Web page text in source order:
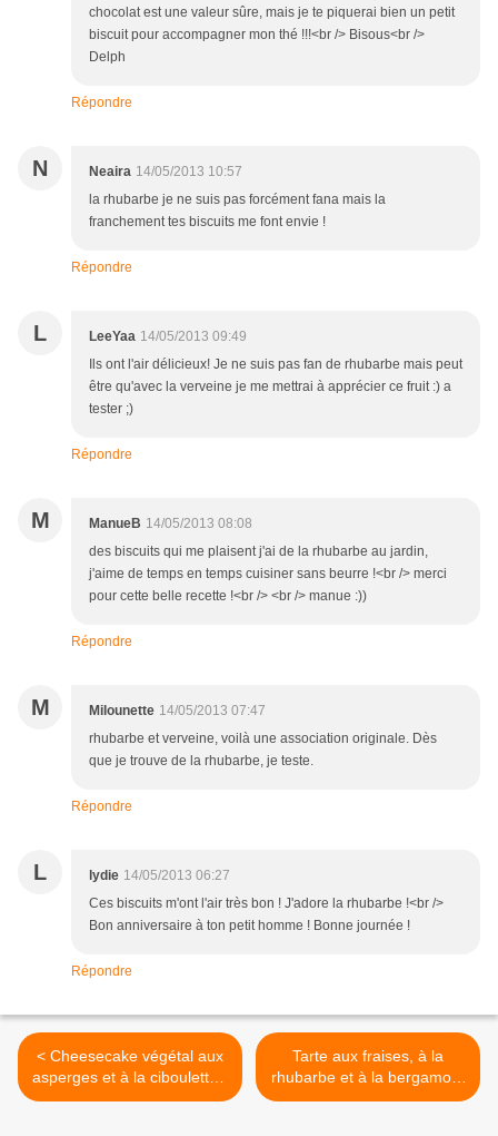
chocolat est une valeur sûre, mais je te piquerai bien un petit
biscuit pour accompagner mon thé !!!<br /> Bisous<br />
Delph
Répondre
N Neaira 14/05/2013 10:57
la rhubarbe je ne suis pas forcément fana mais la
franchement tes biscuits me font envie !
Répondre
L LeeYaa 14/05/2013 09:49
Ils ont l'air délicieux! Je ne suis pas fan de rhubarbe mais peut
être qu'avec la verveine je me mettrai à apprécier ce fruit :) a
tester ;)
Répondre
M ManueB 14/05/2013 08:08
des biscuits qui me plaisent j'ai de la rhubarbe au jardin,
j'aime de temps en temps cuisiner sans beurre !<br /> merci
pour cette belle recette !<br /> <br /> manue :))
Répondre
M Milounette 14/05/2013 07:47
rhubarbe et verveine, voilà une association originale. Dès
que je trouve de la rhubarbe, je teste.
Répondre
L lydie 14/05/2013 06:27
Ces biscuits m'ont l'air très bon ! J'adore la rhubarbe !<br />
Bon anniversaire à ton petit homme ! Bonne journée !
Répondre
< Cheesecake végétal aux
asperges et à la ciboulette {
Jeudi Veggie }
Tarte aux fraises, à la
rhubarbe et à la bergamote
>